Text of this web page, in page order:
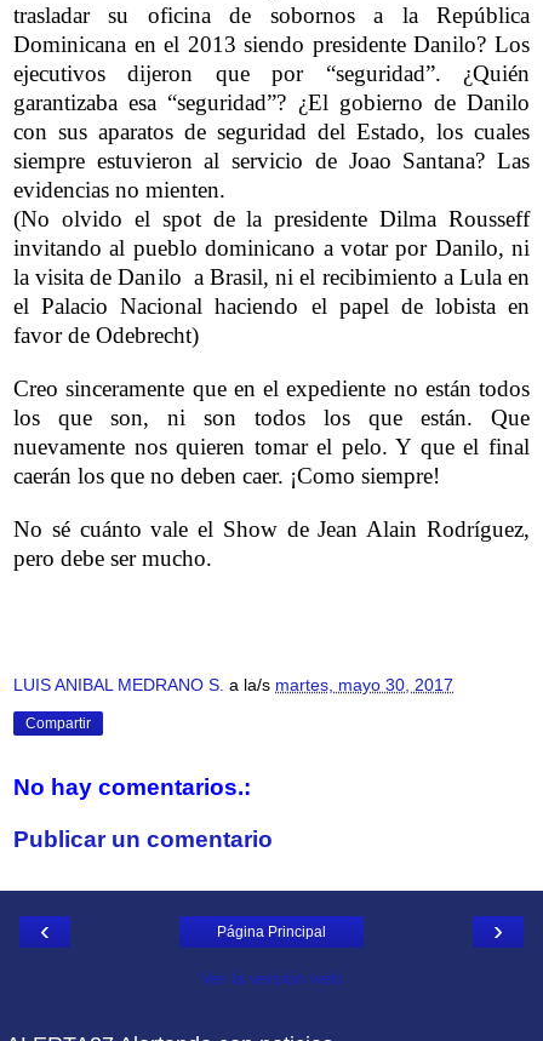
trasladar su oficina de sobornos a la República
Dominicana en el 2013 siendo presidente Danilo? Los
ejecutivos dijeron que por “seguridad”. ¿Quién
garantizaba esa “seguridad”? ¿El gobierno de Danilo
con sus aparatos de seguridad del Estado, los cuales
siempre estuvieron al servicio de Joao Santana? Las
evidencias no mienten.
(No olvido el spot de la presidente Dilma Rousseff
invitando al pueblo dominicano a votar por Danilo, ni
la visita de Danilo a Brasil, ni el recibimiento a Lula en
el Palacio Nacional haciendo el papel de lobista en
favor de Odebrecht)
Creo sinceramente que en el expediente no están todos
los que son, ni son todos los que están. Que
nuevamente nos quieren tomar el pelo. Y que el final
caerán los que no deben caer. ¡Como siempre!
No sé cuánto vale el Show de Jean Alain Rodríguez,
pero debe ser mucho.
LUIS ANIBAL MEDRANO S. a la/s martes, mayo 30, 2017
Compartir
No hay comentarios.:
Publicar un comentario
‹ ›
Página Principal
Ver la versión web